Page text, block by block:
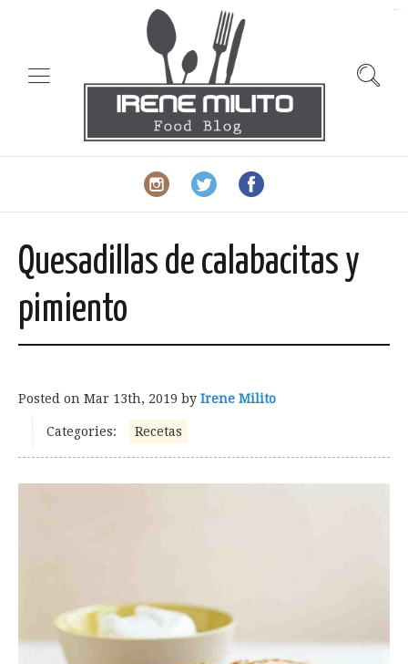
Quesadillas de calabacitas y
pimiento
Posted on Mar 13th, 2019 by Irene Milito
Categories: Recetas